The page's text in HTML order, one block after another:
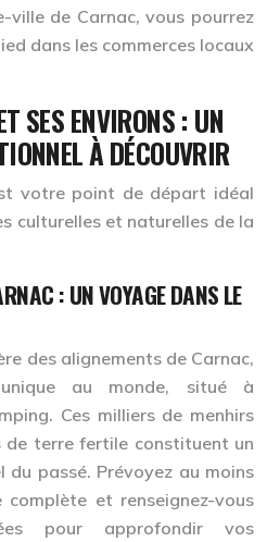
ville de Carnac, vous pourrez
dans les commerces locaux
SES ENVIRONS : UN
À DÉCOUVRIR
votre point de départ idéal
culturelles et naturelles de la
: UN VOYAGE DANS LE
des alignements de Carnac,
au monde, situé à
Ces milliers de menhirs
de terre fertile constituent un
passé. Prévoyez au moins
et renseignez-vous
pour approfondir vos